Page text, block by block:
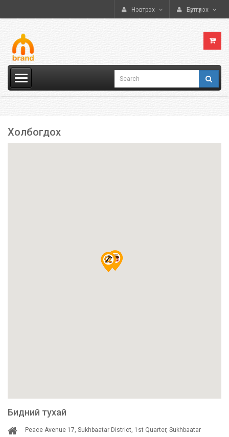
Нэвтрэх Бүртгүүлэх
Холбогдох
Бидний тухай
Peace Avenue 17, Sukhbaatar District, 1st Quarter, Sukhbaatar